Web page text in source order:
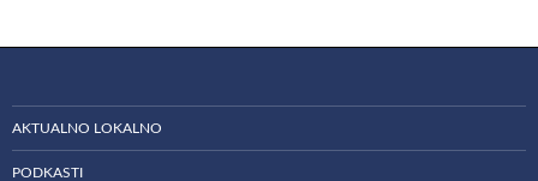
AKTUALNO LOKALNO
PODKASTI